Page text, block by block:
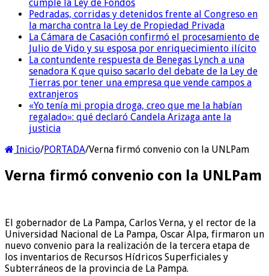
cumple la Ley de Fondos
Pedradas, corridas y detenidos frente al Congreso en
la marcha contra la Ley de Propiedad Privada
La Cámara de Casación confirmó el procesamiento de
Julio de Vido y su esposa por enriquecimiento ilícito
La contundente respuesta de Benegas Lynch a una
senadora K que quiso sacarlo del debate de la Ley de
Tierras por tener una empresa que vende campos a
extranjeros
«Yo tenía mi propia droga, creo que me la habían
regalado»: qué declaró Candela Arizaga ante la
justicia
Inicio/PORTADA/Verna firmó convenio con la UNLPam
Verna firmó convenio con la UNLPam
El gobernador de La Pampa, Carlos Verna, y el rector de la
Universidad Nacional de La Pampa, Oscar Alpa, firmaron un
nuevo convenio para la realización de la tercera etapa de
los inventarios de Recursos Hídricos Superficiales y
Subterráneos de la provincia de La Pampa.